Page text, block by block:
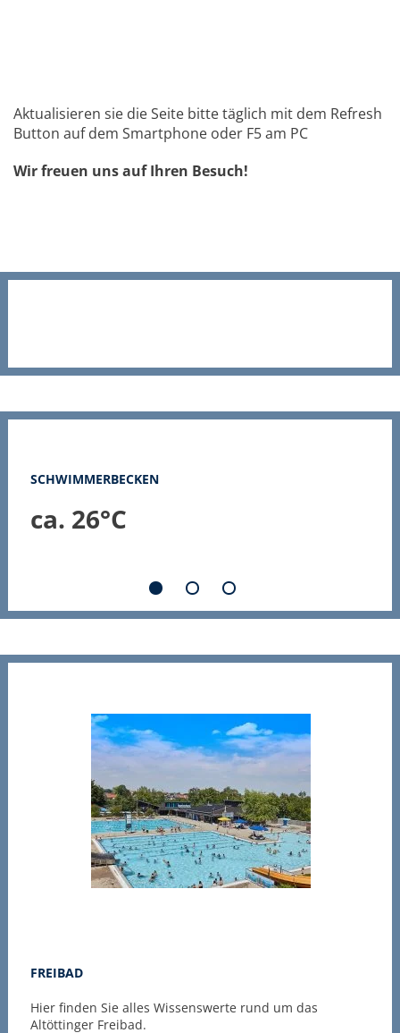
Aktualisieren sie die Seite bitte täglich mit dem Refresh
Button auf dem Smartphone oder F5 am PC
Wir freuen uns auf Ihren Besuch!
SCHWIMMERBECKEN
ca. 26°C
FREIBAD
Hier finden Sie alles Wissenswerte rund um das
Altöttinger Freibad.